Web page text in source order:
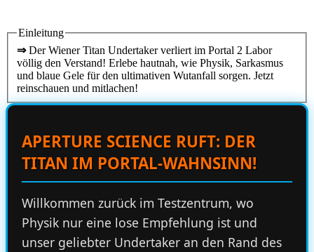
Einleitung
⇒Der Wiener Titan Undertaker verliert im Portal 2 Labor
völlig den Verstand! Erlebe hautnah, wie Physik, Sarkasmus
und blaue Gele für den ultimativen Wutanfall sorgen. Jetzt
reinschauen und mitlachen!
APERTURE SCIENCE RUFT: DER
TITAN IM PORTAL-WAHNSINN!
Willkommen zurück im Testzentrum, wo
Physik nur eine lose Empfehlung ist und
unser geliebter Undertaker an den Rand des